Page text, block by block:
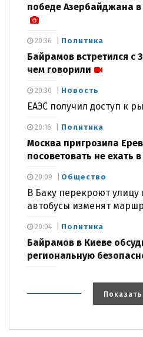
победе Азербайджана
Политика
Байрамов встретился с
чем говорили
20:36
Новость
ЕАЭС получил доступ к
20:30
Политика
Москва пригрозила
посоветовать не ехать
20:16
Общество
В Баку перекроют улицу
автобусы изменят
20:09
Политика
Байрамов в Киеве
региональную
20:04